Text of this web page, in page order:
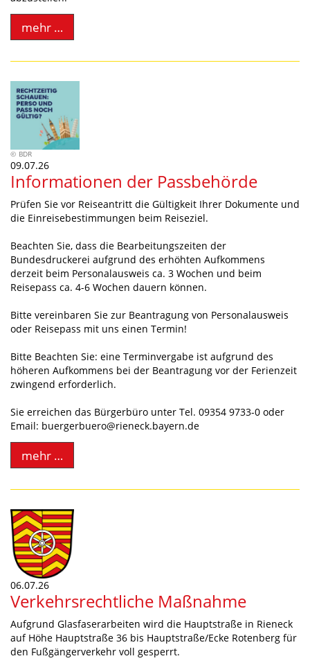
mehr …
BDR
09.07.26
Informationen der Passbehörde
Prüfen Sie vor Reiseantritt die Gültigkeit Ihrer Dokumente und
die Einreisebestimmungen beim Reiseziel.
Beachten Sie, dass die Bearbeitungszeiten der
Bundesdruckerei aufgrund des erhöhten Aufkommens
derzeit beim Personalausweis ca. 3 Wochen und beim
Reisepass ca. 4-6 Wochen dauern können.
Bitte vereinbaren Sie zur Beantragung von Personalausweis
oder Reisepass mit uns einen Termin!
Bitte Beachten Sie: eine Terminvergabe ist aufgrund des
höheren Aufkommens bei der Beantragung vor der Ferienzeit
zwingend erforderlich.
Sie erreichen das Bürgerbüro unter Tel. 09354 9733-0 oder
Email: buergerbuero@rieneck.bayern.de
mehr …
06.07.26
Verkehrsrechtliche Maßnahme
Aufgrund Glasfaserarbeiten wird die Hauptstraße in Rieneck
auf Höhe Hauptstraße 36 bis Hauptstraße/Ecke Rotenberg für
den Fußgängerverkehr voll gesperrt.